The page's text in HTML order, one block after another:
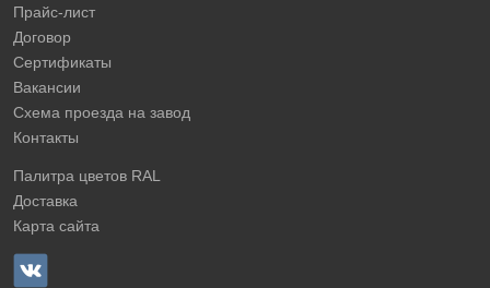
Прайс-лист
Договор
Сертификаты
Вакансии
Схема проезда на завод
Контакты
Палитра цветов RAL
Доставка
Карта сайта